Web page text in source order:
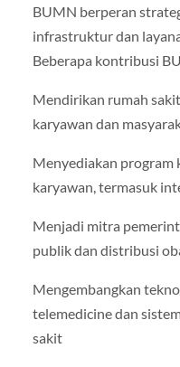
BUMN berperan
infrastruktur dan
Beberapa kontribusi
Mendirikan rumah
karyawan dan
Menyediakan program
karyawan, termasuk
Menjadi mitra
publik dan distribusi
Mengembangkan
telemedicine dan
sakit